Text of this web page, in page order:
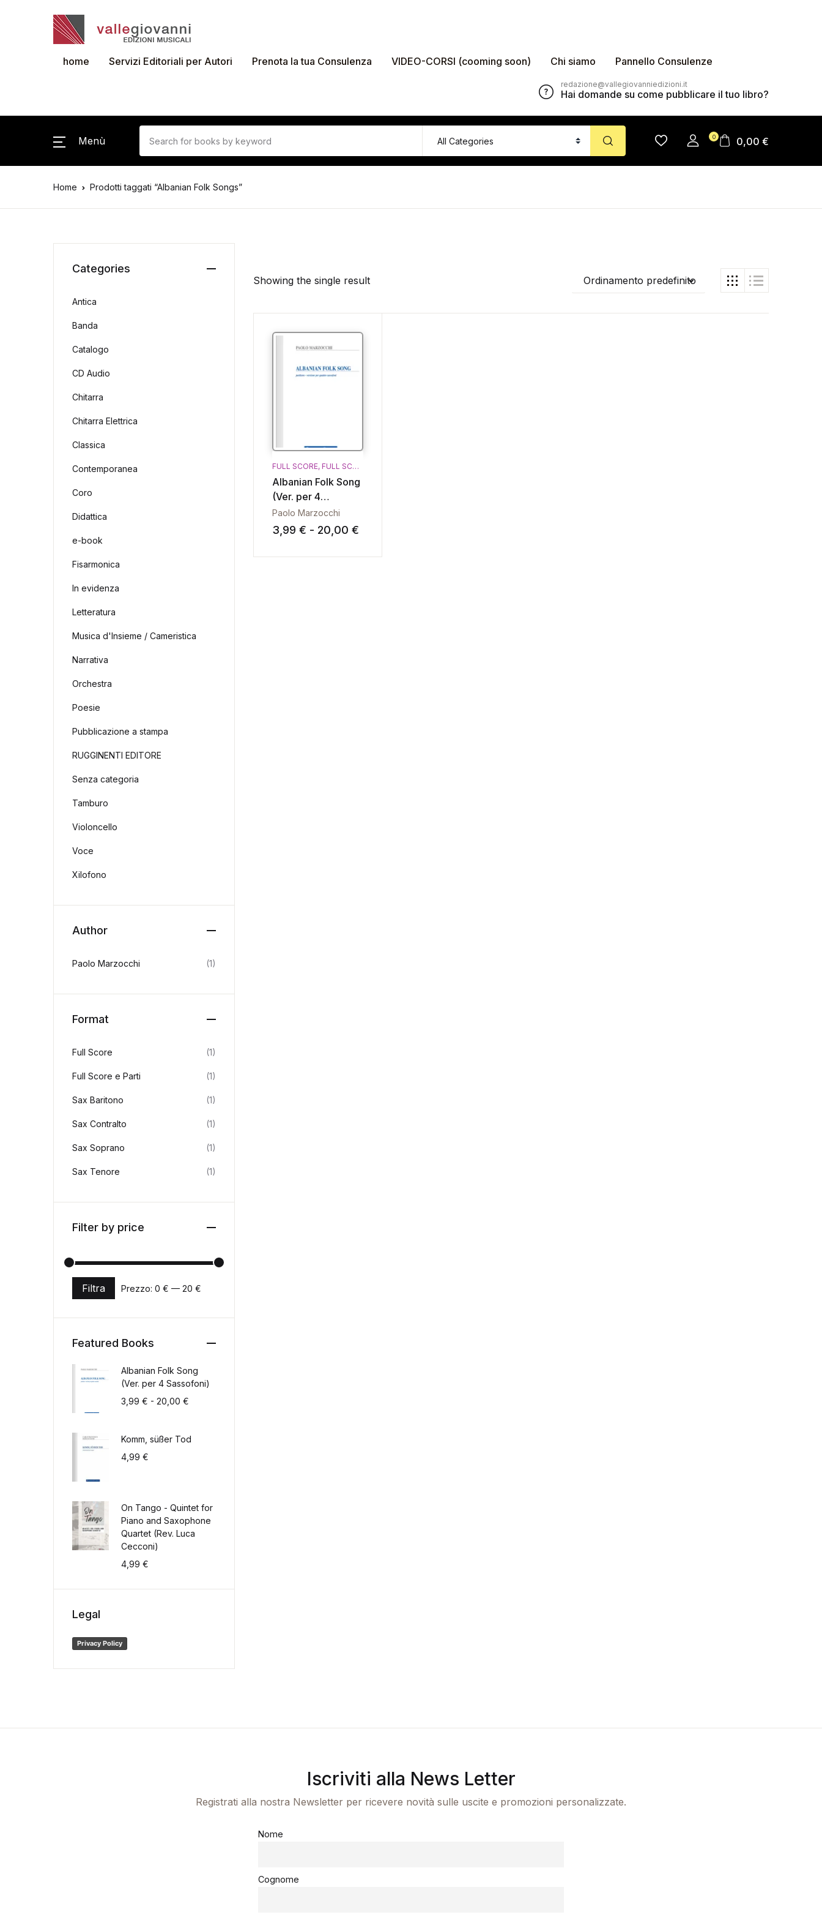
home Servizi Editoriali per Autori Prenota la tua Consulenza VIDEO-CORSI (cooming soon) Chi siamo Pannello Consulenze
redazione@vallegiovanniedizioni.it
Hai domande su come pubblicare il tuo libro?
Menù 0 0,00 €
Home Prodotti taggati “Albanian Folk Songs”
Showing the single result Ordinamento predefinito
FULL SCORE, FULL SCORE E PARTI
Albanian Folk Song
(Ver. per 4
Sassofoni)
Paolo Marzocchi
3,99 € - 20,00 €Fascia di prezzo: da 3,99 € a 20,00 €
Categories
Antica
Banda
Catalogo
CD Audio
Chitarra
Chitarra Elettrica
Classica
Contemporanea
Coro
Didattica
e-book
Fisarmonica
In evidenza
Letteratura
Musica d'Insieme / Cameristica
Narrativa
Orchestra
Poesie
Pubblicazione a stampa
RUGGINENTI EDITORE
Senza categoria
Tamburo
Violoncello
Voce
Xilofono
Author
Paolo Marzocchi (1)
Format
Full Score (1)
Full Score e Parti (1)
Sax Baritono (1)
Sax Contralto (1)
Sax Soprano (1)
Sax Tenore (1)
Filter by price
Prezzo Min
Prezzo Max
Filtra Prezzo: 0 € — 20 €
Featured Books
Albanian Folk Song
(Ver. per 4 Sassofoni)
3,99 € - 20,00 €
Komm, süßer Tod
4,99 €
On Tango - Quintet for
Piano and Saxophone
Quartet (Rev. Luca
Cecconi)
4,99 €
Legal
Privacy Policy
Iscriviti alla News Letter
Registrati alla nostra Newsletter per ricevere novità sulle uscite e promozioni personalizzate.
Nome
Cognome